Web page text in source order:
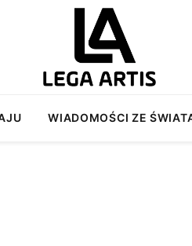
WIADOMOŚCI ZE